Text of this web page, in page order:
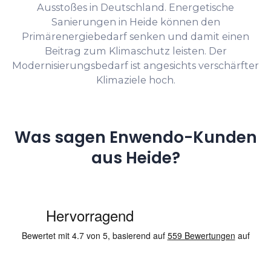
Ausstoßes in Deutschland. Energetische
Sanierungen in Heide können den
Primärenergiebedarf senken und damit einen
Beitrag zum Klimaschutz leisten. Der
Modernisierungsbedarf ist angesichts verschärfter
Klimaziele hoch.
Was sagen Enwendo-Kunden
aus Heide?